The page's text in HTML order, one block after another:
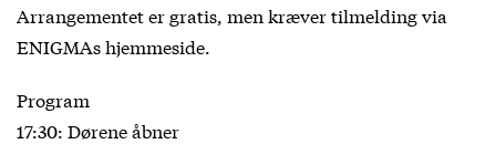
Arrangementet er gratis, men kræver tilmelding via
ENIGMAs hjemmeside.
Program
17:30: Dørene åbner